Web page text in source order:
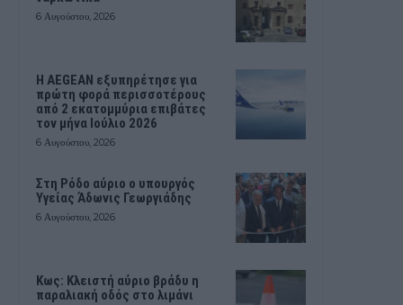
6 Αυγούστου, 2026
Η AEGEAN εξυπηρέτησε για
πρώτη φορά περισσοτέρους
από 2 εκατομμύρια επιβάτες
τον μήνα Ιούλιο 2026
6 Αυγούστου, 2026
Στη Ρόδο αύριο ο υπουργός
Υγείας Άδωνις Γεωργιάδης
6 Αυγούστου, 2026
Κως: Κλειστή αύριο βράδυ η
παραλιακή οδός στο λιμάνι